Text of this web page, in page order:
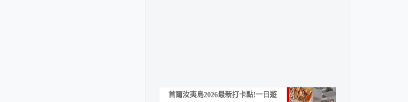
首爾汝夷島2026最新打卡點!一日遊